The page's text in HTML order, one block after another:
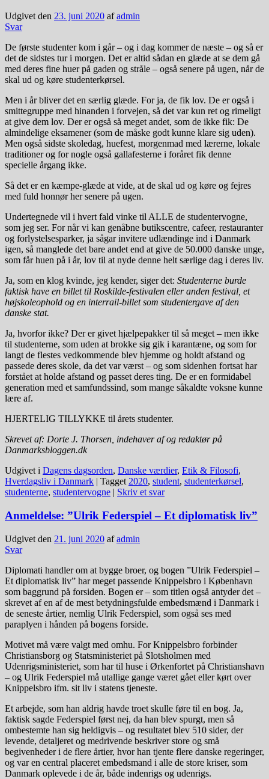
Udgivet den 23. juni 2020 afadmin
Svar
De første studenter kom i går – og i dag kommer de næste – og så er
det de sidstes tur i morgen. Det er altid sådan en glæde at se dem gå
med deres fine huer på gaden og stråle – også senere på ugen, når de
skal ud og køre studenterkørsel.
Men i år bliver det en særlig glæde. For ja, de fik lov. De er også i
smittegruppe med hinanden i forvejen, så det var kun ret og rimeligt
at give dem lov. Der er også så meget andet, som de ikke fik: De
almindelige eksamener (som de måske godt kunne klare sig uden).
Men også sidste skoledag, huefest, morgenmad med lærerne, lokale
traditioner og for nogle også gallafesterne i foråret fik denne
specielle årgang ikke.
Så det er en kæmpe-glæde at vide, at de skal ud og køre og fejres
med fuld honnør her senere på ugen.
Undertegnede vil i hvert fald vinke til ALLE de studentervogne,
som jeg ser. For når vi kan genåbne butikscentre, cafeer, restauranter
og forlystelsesparker, ja sågar invitere udlændinge ind i Danmark
igen, så manglede det bare andet end at give de 50.000 danske unge,
som får huen på i år, lov til at nyde denne helt særlige dag i deres liv.
Ja, som en klog kvinde, jeg kender, siger det: Studenterne burde
faktisk have en billet til Roskilde-festivalen eller anden festival, et
højskoleophold og en interrail-billet som studentergave af den
danske stat.
Ja, hvorfor ikke? Der er givet hjælpepakker til så meget – men ikke
til studenterne, som uden at brokke sig gik i karantæne, og som for
langt de flestes vedkommende blev hjemme og holdt afstand og
passede deres skole, da det var værst – og som sidenhen fortsat har
forstået at holde afstand og passet deres ting. De er en formidabel
generation med et samfundssind, som mange såkaldte voksne kunne
lære af.
HJERTELIG TILLYKKE til årets studenter.
Skrevet af: Dorte J. Thorsen, indehaver af og redaktør på
Danmarksbloggen.dk
Udgivet i Dagens dagsorden, Danske værdier, Etik & Filosofi,
Hverdagsliv i Danmark | Tagget 2020, student, studenterkørsel,
studenterne, studentervogne | Skriv et svar
Anmeldelse: ”Ulrik Federspiel – Et diplomatisk liv”
Udgivet den 21. juni 2020 afadmin
Svar
Diplomati handler om at bygge broer, og bogen ”Ulrik Federspiel –
Et diplomatisk liv” har meget passende Knippelsbro i København
som baggrund på forsiden. Bogen er – som titlen også antyder det –
skrevet af en af de mest betydningsfulde embedsmænd i Danmark i
de seneste årtier, nemlig Ulrik Federspiel, som også ses med
paraplyen i hånden på bogens forside.
Motivet må være valgt med omhu. For Knippelsbro forbinder
Christiansborg og Statsministeriet på Slotsholmen med
Udenrigsministeriet, som har til huse i Ørkenfortet på Christianshavn
– og Ulrik Federspiel må utallige gange været gået eller kørt over
Knippelsbro ifm. sit liv i statens tjeneste.
Et arbejde, som han aldrig havde troet skulle føre til en bog. Ja,
faktisk sagde Federspiel først nej, da han blev spurgt, men så
ombestemte han sig heldigvis – og resultatet blev 510 sider, der
levende, detaljeret og medrivende beskriver store og små
begivenheder i de flere årtier, hvor han tjente flere danske regeringer,
og var en central placeret embedsmand i alle de store kriser, som
Danmark oplevede i de år, både indenrigs og udenrigs.